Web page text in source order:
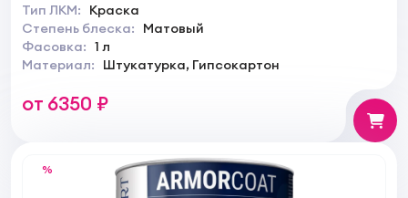
Тип ЛКМ:
Краска
Степень блеска:
Матовый
Фасовка: 1 л
Материал:
Штукатурка, Гипсокартон
от 6350 ₽
%